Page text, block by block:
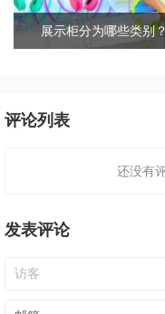
展示柜分为哪些类别
评论列表
还没有
发表评论